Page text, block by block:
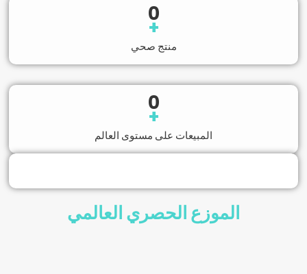
0
+
منتج صحي
0
+
المبيعات على مستوى العالم
الموزع الحصري العالمي